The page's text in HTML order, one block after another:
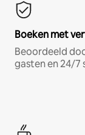
Boeken met
Beoordeeld
gasten en 24/7